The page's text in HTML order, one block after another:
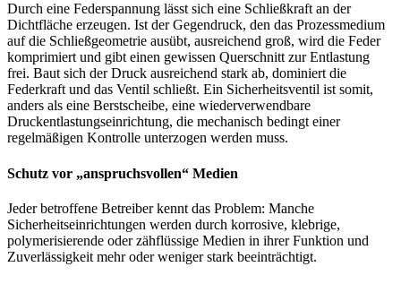
Durch eine Federspannung lässt sich eine Schließkraft an der
Dichtfläche erzeugen. Ist der Gegendruck, den das Prozessmedium
auf die Schließgeometrie ausübt, ausreichend groß, wird die Feder
komprimiert und gibt einen gewissen Querschnitt zur Entlastung
frei. Baut sich der Druck ausreichend stark ab, dominiert die
Federkraft und das Ventil schließt. Ein Sicherheitsventil ist somit,
anders als eine Berstscheibe, eine wiederverwendbare
Druckentlastungseinrichtung, die mechanisch bedingt einer
regelmäßigen Kontrolle unterzogen werden muss.
Schutz vor „anspruchsvollen“ Medien
Jeder betroffene Betreiber kennt das Problem: Manche
Sicherheitseinrichtungen werden durch korrosive, klebrige,
polymerisierende oder zähflüssige Medien in ihrer Funktion und
Zuverlässigkeit mehr oder weniger stark beeinträchtigt.